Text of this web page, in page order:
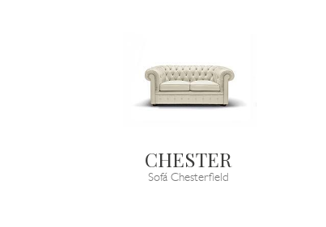
CHESTER
Sofá Chesterfield